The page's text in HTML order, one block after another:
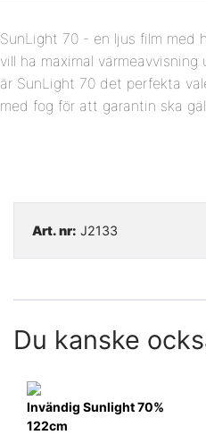
SunLight 70 - en ljus film med
vill ha maximal
är SunLight 70 det perfekta
med fog för att garantin ska
Art. nr: J2133
Du kanske
Invändig Sunlight 70%
122cm